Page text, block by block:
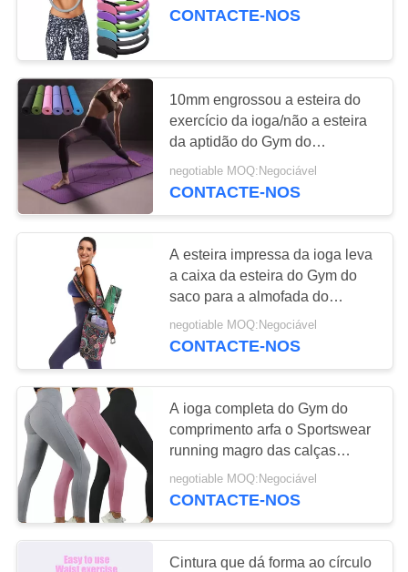
Fato da ioga das
mulheres
a esteira da ioga
leva o saco
Suportes da ioga
treinamento home
CONTACTE-NOS
10mm engrossou a esteira do
exercício da ioga/não a esteira
da aptidão do Gym do
deslizamento com saco &
correia da ioga
negotiable MOQ:Negociável
CONTACTE-NOS
A esteira impressa da ioga leva
a caixa da esteira do Gym do
saco para a almofada do
exercício da aptidão de Pilates
dos homens das mulheres
negotiable MOQ:Negociável
CONTACTE-NOS
A ioga completa do Gym do
comprimento arfa o Sportswear
running magro das calças
justas das caneleiras do
esporte das mulheres
negotiable MOQ:Negociável
CONTACTE-NOS
Cintura que dá forma ao círculo